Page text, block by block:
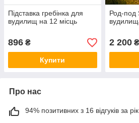
Підставка гребінка для
вудилищ на 12 місць
896 ₴
Купити
Род-под
2 200₴
Про нас
94% позитивних з 16 відгуків за рік